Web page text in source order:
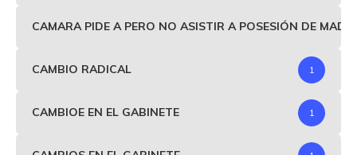
CAMARA PIDE A PERO NO ASISTIR A POSESIÓN DE
CAMBIO RADICAL 1
CAMBIOE EN EL GABINETE 1